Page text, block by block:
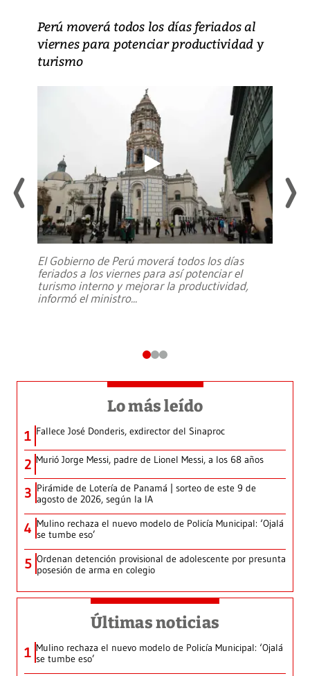
Perú moverá todos los días feriados al
viernes para potenciar productividad y
turismo
El Gobierno de Perú moverá todos los días
feriados a los viernes para así potenciar el
turismo interno y mejorar la productividad,
informó el ministro...
Lo más leído
1 Fallece José Donderis, exdirector del Sinaproc
2 Murió Jorge Messi, padre de Lionel Messi, a los 68 años
3 Pirámide de Lotería de Panamá | sorteo de este 9 de
agosto de 2026, según la IA
4 Mulino rechaza el nuevo modelo de Policía Municipal: ‘Ojalá
se tumbe eso’
5 Ordenan detención provisional de adolescente por presunta
posesión de arma en colegio
Últimas noticias
1 Mulino rechaza el nuevo modelo de Policía Municipal: ‘Ojalá
se tumbe eso’